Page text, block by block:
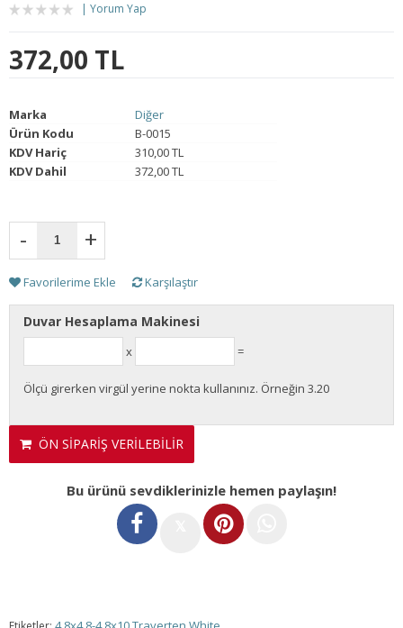
Yorum Yap
372,00 TL
Marka
Diğer
Ürün Kodu
B-0015
KDV Hariç
310,00 TL
KDV Dahil
372,00 TL
- +
Favorilerime Ekle Karşılaştır
Duvar Hesaplama Makinesi
x =
Ölçü girerken virgül yerine nokta kullanınız. Örneğin 3.20
ÖN SİPARİŞ VERİLEBİLİR
Bu ürünü sevdiklerinizle hemen paylaşın!